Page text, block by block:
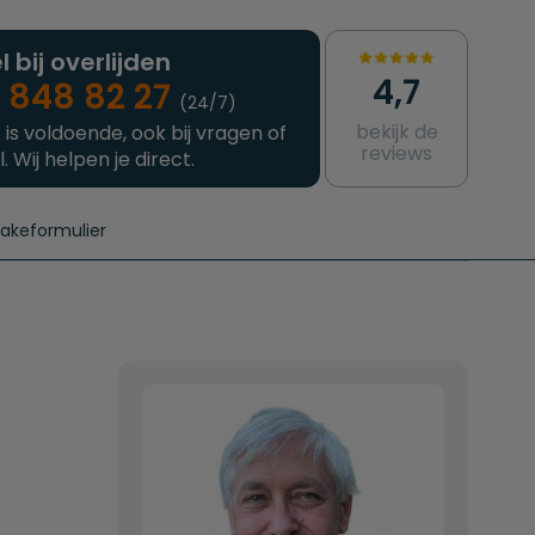
bij overlijden
82 27 (24/7)
voldoende, ook bij vragen of
Wij helpen je direct.
4,7
bekijk de
reviews